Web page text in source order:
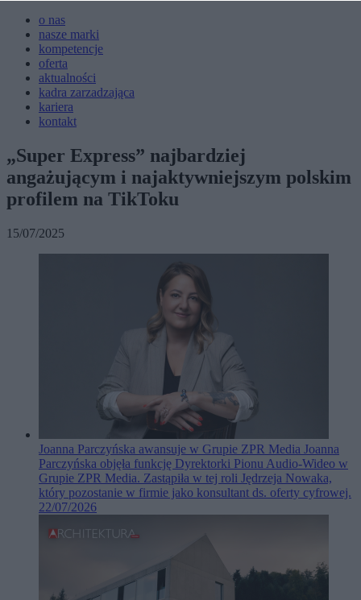
o nas
nasze marki
kompetencje
oferta
aktualności
kadra zarzadzająca
kariera
kontakt
„Super Express” najbardziej
angażującym i najaktywniejszym polskim
profilem na TikToku
15/07/2025
Joanna Parczyńska awansuje w Grupie ZPR Media Joanna
Parczyńska objęła funkcję Dyrektorki Pionu Audio-Wideo w
Grupie ZPR Media. Zastąpiła w tej roli Jędrzeja Nowaka,
który pozostanie w firmie jako konsultant ds. oferty cyfrowej.
22/07/2026